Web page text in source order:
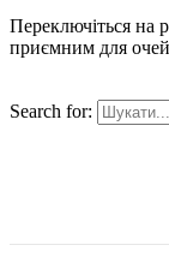
Переключіться на
приємним для
Search for: